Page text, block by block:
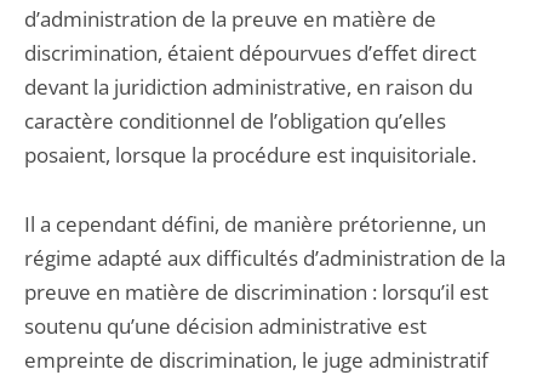
d’administration de la preuve en matière de
discrimination, étaient dépourvues d’effet direct
devant la juridiction administrative, en raison du
caractère conditionnel de l’obligation qu’elles
posaient, lorsque la procédure est inquisitoriale.
Il a cependant défini, de manière prétorienne, un
régime adapté aux difficultés d’administration de la
preuve en matière de discrimination : lorsqu’il est
soutenu qu’une décision administrative est
empreinte de discrimination, le juge administratif